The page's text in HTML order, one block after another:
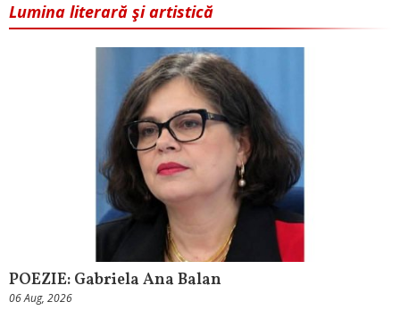
Lumina literară şi artistică
POEZIE: Gabriela Ana Balan
06 Aug, 2026